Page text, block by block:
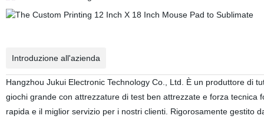
Introduzione all'azienda
Hangzhou Jukui Electronic Technology Co., Ltd. È un produttore di
giochi grande con attrezzature di test ben attrezzate e forza
rapida e il miglior servizio per i nostri clienti. Rigorosamente gestito